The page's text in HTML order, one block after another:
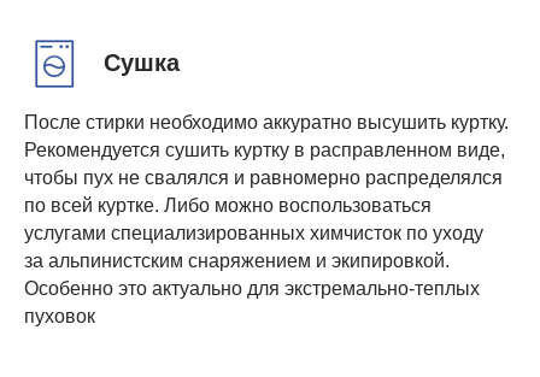
Сушка
После стирки необходимо аккуратно высушить куртку.
Рекомендуется сушить куртку в расправленном виде,
чтобы пух не свалялся и равномерно распределялся
по всей куртке. Либо можно воспользоваться
услугами специализированных химчисток по уходу
за альпинистским снаряжением и экипировкой.
Особенно это актуально для экстремально-теплых
пуховок